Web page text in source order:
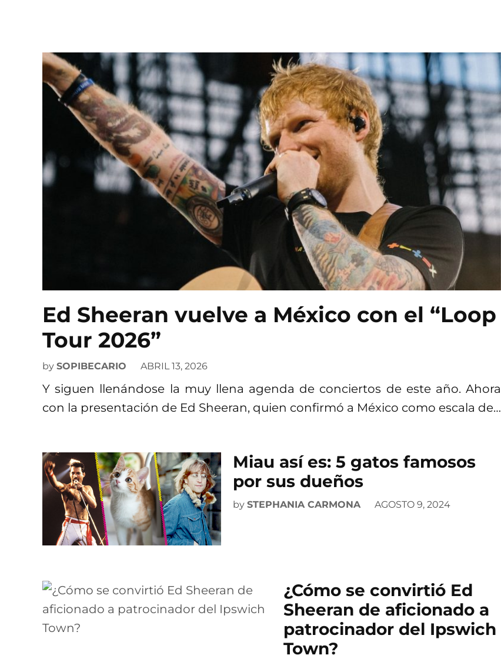
Ed Sheeran vuelve a México con el “Loop
Tour 2026”
by SOPIBECARIO ABRIL 13, 2026
Y siguen llenándose la muy llena agenda de conciertos de este año. Ahora
con la presentación de Ed Sheeran, quien confirmó a México como escala de…
Miau así es: 5 gatos famosos
por sus dueños
by STEPHANIA CARMONA AGOSTO 9, 2024
¿Cómo se convirtió Ed
Sheeran de aficionado a
patrocinador del Ipswich
Town?